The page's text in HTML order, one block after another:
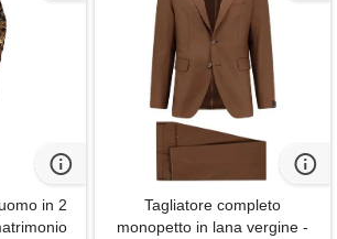
in 2
Tagliatore completo
monopetto in lana vergine -